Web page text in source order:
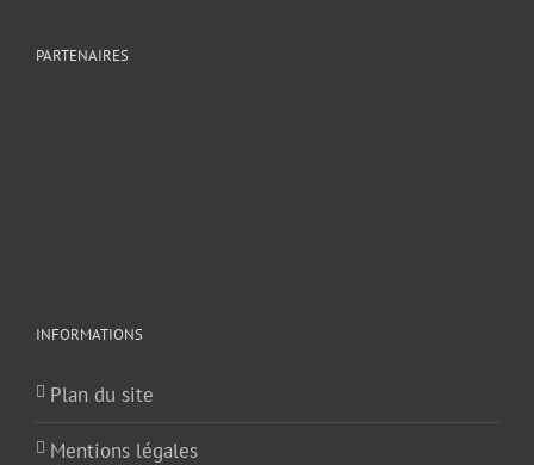
PARTENAIRES
INFORMATIONS
Plan du site
Mentions légales